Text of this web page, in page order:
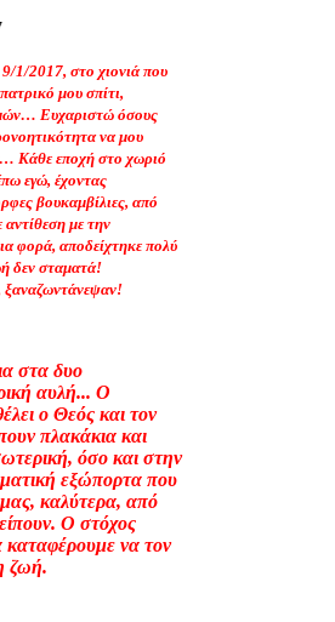
1/2017, στο χιονιά που
μου σπίτι,
Ευχαριστώ όσους
να μου
Κάθε εποχή στο χωριό
εγώ, έχοντας
βουκαμβίλιες, από
με την
φορά, αποδείχτηκε πολύ
δεν σταματά!
ξαναζωντάνεψαν!
στα δυο
αυλή... Ο
ο Θεός και τον
πλακάκια και
όσο και στην
εξώπορτα που
μας, καλύτερα, από
Ο στόχος
καταφέρουμε να τον
ζωή.